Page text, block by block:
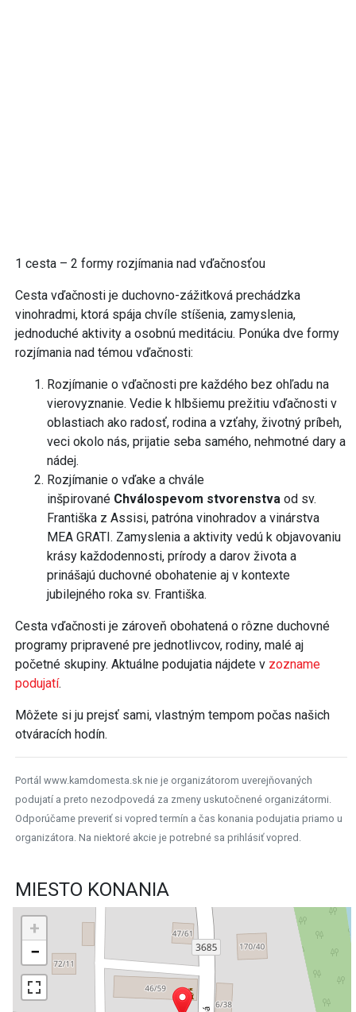
1 cesta – 2 formy rozjímania nad vďačnosťou
Cesta vďačnosti je duchovno-zážitková prechádzka
vinohradmi, ktorá spája chvíle stíšenia, zamyslenia,
jednoduché aktivity a osobnú meditáciu. Ponúka dve formy
rozjímania nad témou vďačnosti:
Rozjímanie o vďačnosti pre každého bez ohľadu na
vierovyznanie. Vedie k hlbšiemu prežitiu vďačnosti v
oblastiach ako radosť, rodina a vzťahy, životný príbeh,
veci okolo nás, prijatie seba samého, nehmotné dary a
nádej.
Rozjímanie o vďake a chvále
inšpirované Chválospevom stvorenstva od sv.
Františka z Assisi, patróna vinohradov a vinárstva
MEA GRATI. Zamyslenia a aktivity vedú k objavovaniu
krásy každodennosti, prírody a darov života a
prinášajú duchovné obohatenie aj v kontexte
jubilejného roka sv. Františka.
Cesta vďačnosti je zároveň obohatená o rôzne duchovné
programy pripravené pre jednotlivcov, rodiny, malé aj
početné skupiny. Aktuálne podujatia nájdete v zozname
podujatí.
Môžete si ju prejsť sami, vlastným tempom počas našich
otváracích hodín.
Portál www.kamdomesta.sk nie je organizátorom uverejňovaných
podujatí a preto nezodpovedá za zmeny uskutočnené organizátormi.
Odporúčame preveriť si vopred termín a čas konania podujatia priamo u
organizátora. Na niektoré akcie je potrebné sa prihlásiť vopred.
MIESTO KONANIA
+
−